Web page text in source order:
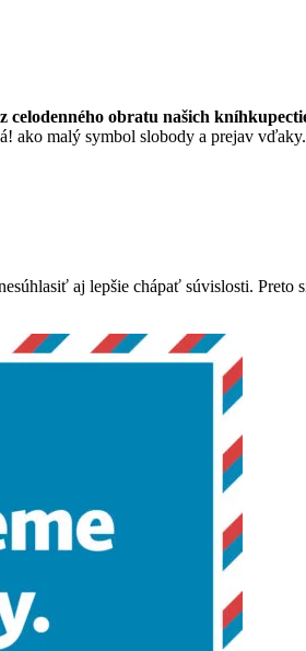
celodenného obratu našich
ako malý symbol slobody a prejav
aj lepšie chápať súvislosti. Preto